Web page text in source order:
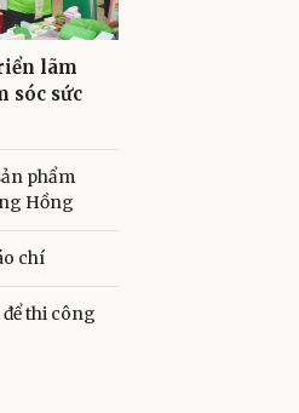
lãm
sóc sức
phẩm
Hồng
chí
để thi công